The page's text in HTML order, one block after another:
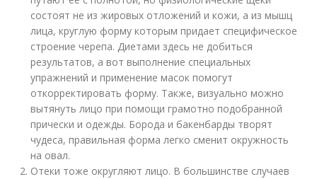
состоят не из жировых отложений и кожи, а из мышц
лица, круглую форму которым придает специфическое
строение черепа. Диетами здесь не добиться
результатов, а вот выполнение специальных
упражнений и применение масок помогут
откорректировать форму. Также, визуально можно
вытянуть лицо при помощи грамотно подобранной
прически и одежды. Борода и бакенбарды творят
чудеса, правильная форма легко сменит окружность
на овал.
Отеки тоже округляют лицо. В большинстве случаев